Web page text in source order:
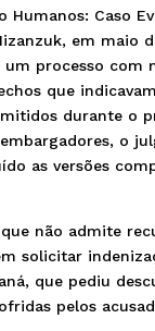
Humanos: Caso
em maio
processo com
que
durante o
o
as versões
não admite
solicitar
que pediu
pelos